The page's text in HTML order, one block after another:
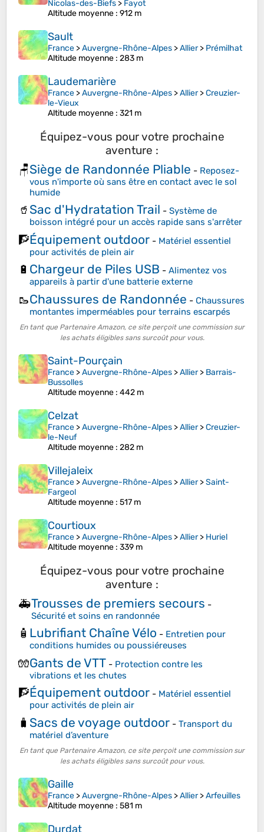
Nicolas-des-Biefs > Fayot
Altitude moyenne : 912 m
Sault
France >Auvergne-Rhône-Alpes >Allier> Prémilhat
Altitude moyenne : 283 m
Laudemarière
France >Auvergne-Rhône-Alpes >Allier>Creuzier-
le-Vieux
Altitude moyenne : 321 m
Équipez-vous pour votre prochaine
aventure :
🪑Siège de Randonnée Pliable - Reposez-
vous n'importe où sans être en contact avec le sol
humide
🥤 Sac d'Hydratation Trail - Système de
boisson intégré pour un accès rapide sans s'arrêter
🧗Équipement outdoor - Matériel essentiel
pour activités de plein air
🔋 Chargeur de Piles USB - Alimentez vos
appareils à partir d'une batterie externe
🥾Chaussures de Randonnée - Chaussures
montantes imperméables pour terrains escarpés
En tant que Partenaire Amazon, ce site perçoit une commission sur
les achats éligibles sans surcoût pour vous.
Saint-Pourçain
France >Auvergne-Rhône-Alpes >Allier> Barrais-
Bussolles
Altitude moyenne : 442 m
Celzat
France >Auvergne-Rhône-Alpes >Allier>Creuzier-
le-Neuf
Altitude moyenne : 282 m
Villejaleix
France >Auvergne-Rhône-Alpes >Allier>Saint-
Fargeol
Altitude moyenne : 517 m
Courtioux
France >Auvergne-Rhône-Alpes >Allier> Huriel
Altitude moyenne : 339 m
Équipez-vous pour votre prochaine
aventure :
🚑Trousses de premiers secours -
Sécurité et soins en randonnée
🧴 Lubrifiant Chaîne Vélo - Entretien pour
conditions humides ou poussiéreuses
🧤Gants de VTT - Protection contre les
vibrations et les chutes
🧗Équipement outdoor - Matériel essentiel
pour activités de plein air
🧳 Sacs de voyage outdoor - Transport du
matériel d’aventure
En tant que Partenaire Amazon, ce site perçoit une commission sur
les achats éligibles sans surcoût pour vous.
Gaille
France >Auvergne-Rhône-Alpes >Allier>Arfeuilles
Altitude moyenne : 581 m
Durdat